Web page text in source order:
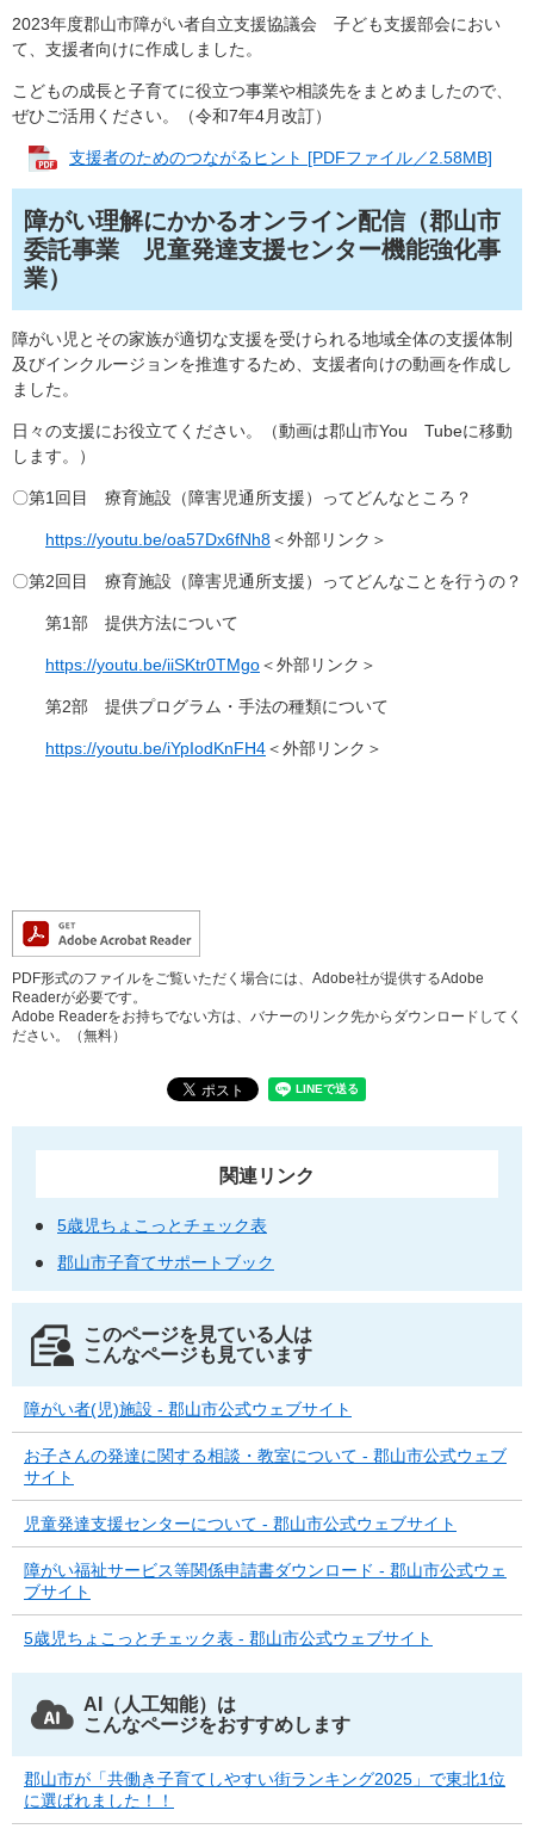
2023年度郡山市障がい者自立支援協議会 子ども支援部会におい
て、支援者向けに作成しました。
こどもの成長と子育てに役立つ事業や相談先をまとめましたので、
ぜひご活用ください。（令和7年4月改訂）
支援者のためのつながるヒント [PDFファイル／2.58MB]
障がい理解にかかるオンライン配信（郡山市
委託事業 児童発達支援センター機能強化事
業）
障がい児とその家族が適切な支援を受けられる地域全体の支援体制
及びインクルージョンを推進するため、支援者向けの動画を作成し
ました。
日々の支援にお役立てください。（動画は郡山市You Tubeに移動
します。）
〇第1回目 療育施設（障害児通所支援）ってどんなところ？
https://youtu.be/oa57Dx6fNh8＜外部リンク＞
〇第2回目 療育施設（障害児通所支援）ってどんなことを行うの？
第1部 提供方法について
https://youtu.be/iiSKtr0TMgo＜外部リンク＞
第2部 提供プログラム・手法の種類について
https://youtu.be/iYpIodKnFH4＜外部リンク＞
PDF形式のファイルをご覧いただく場合には、Adobe社が提供するAdobe
Readerが必要です。
Adobe Readerをお持ちでない方は、バナーのリンク先からダウンロードしてく
ださい。（無料）
関連リンク
5歳児ちょこっとチェック表
郡山市子育てサポートブック
このページを見ている人は
こんなページも見ています
障がい者(児)施設 - 郡山市公式ウェブサイト
お子さんの発達に関する相談・教室について - 郡山市公式ウェブ
サイト
児童発達支援センターについて - 郡山市公式ウェブサイト
障がい福祉サービス等関係申請書ダウンロード - 郡山市公式ウェ
ブサイト
5歳児ちょこっとチェック表 - 郡山市公式ウェブサイト
AI（人工知能）は
こんなページをおすすめします
郡山市が「共働き子育てしやすい街ランキング2025」で東北1位
に選ばれました！！